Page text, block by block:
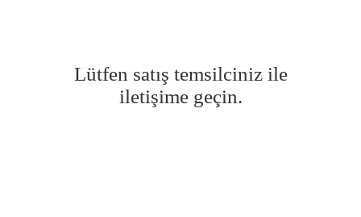
Lütfen satış temsilciniz ile
iletişime geçin.